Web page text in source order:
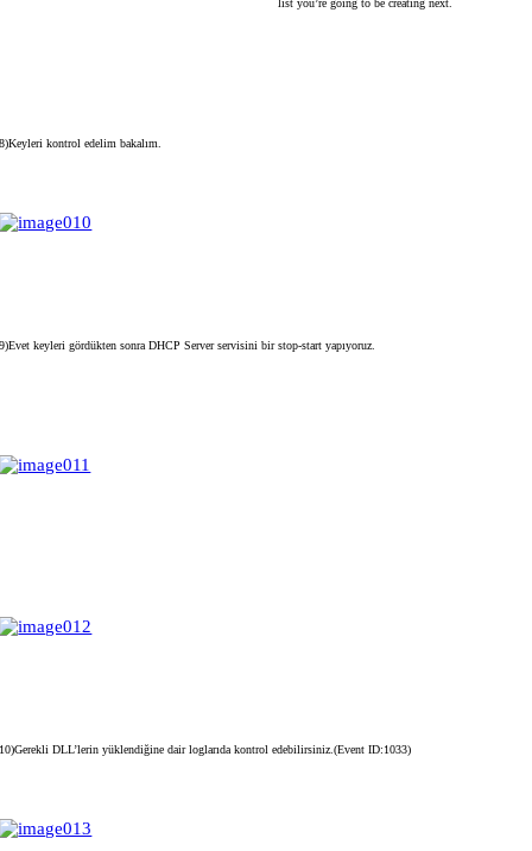
list you’re going to be creating next.
8)Keyleri kontrol edelim bakalım.
9)Evet keyleri gördükten sonra DHCP Server servisini bir stop-start yapıyoruz.
10)Gerekli DLL’lerin yüklendiğine dair loglarıda kontrol edebilirsiniz.(Event ID:1033)